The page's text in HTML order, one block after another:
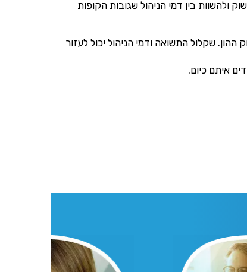
סקר שוק ולהשוות בין דמי הניהול שגובות הקופות
שקלול התשואה ודמי הניהול יכול לעזור
איתם כיום.
מסרונים או